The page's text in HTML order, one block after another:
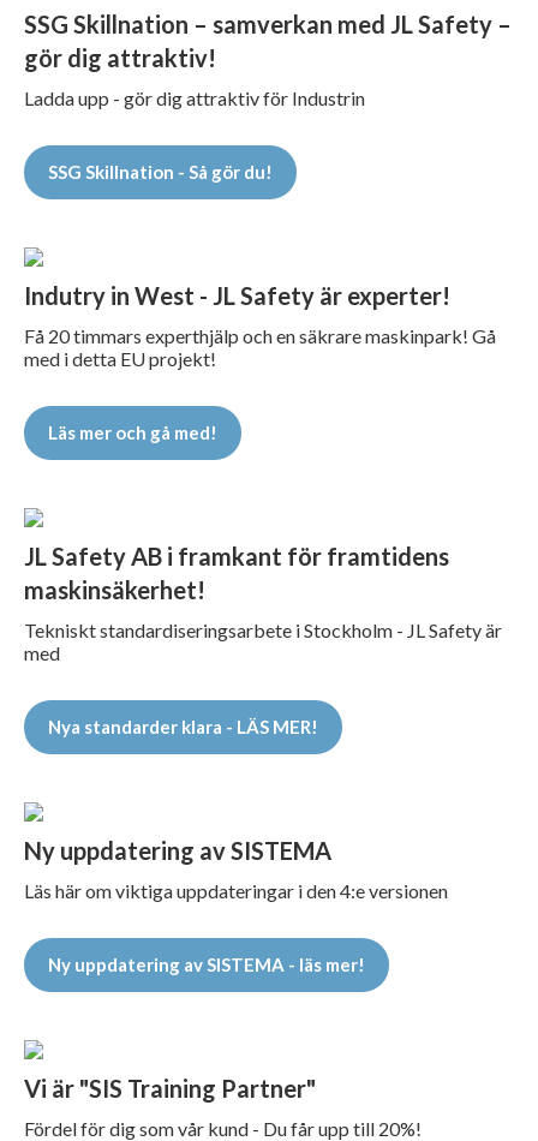
SSG Skillnation – samverkan med JL Safety –
gör dig attraktiv!
Ladda upp - gör dig attraktiv för Industrin
SSG Skillnation - Så gör du!
Indutry in West - JL Safety är experter!
Få 20 timmars experthjälp och en säkrare maskinpark! Gå
med i detta EU projekt!
Läs mer och gå med!
JL Safety AB i framkant för framtidens
maskinsäkerhet!
Tekniskt standardiseringsarbete i Stockholm - JL Safety är
med
Nya standarder klara - LÄS MER!
Ny uppdatering av SISTEMA
Läs här om viktiga uppdateringar i den 4:e versionen
Ny uppdatering av SISTEMA - läs mer!
Vi är "SIS Training Partner"
Fördel för dig som vår kund - Du får upp till 20%!